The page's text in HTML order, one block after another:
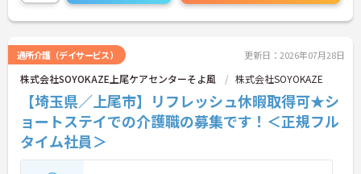
通所介護（デイサービス） 更新日：2026年07月28日
株式会社SOYOKAZE上尾ケアセンターそよ風 株式会社SOYOKAZE
【埼玉県／上尾市】リフレッシュ休暇取得可★シ
ョートステイでの介護職の募集です！＜正規フル
タイム社員＞